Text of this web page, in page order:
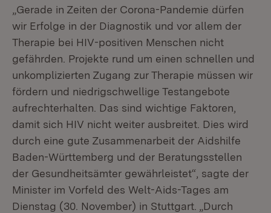
„Gerade in Zeiten der Corona-Pandemie dürfen
wir Erfolge in der Diagnostik und vor allem der
Therapie bei HIV-positiven Menschen nicht
gefährden. Projekte rund um einen schnellen und
unkomplizierten Zugang zur Therapie müssen wir
fördern und niedrigschwellige Testangebote
aufrechterhalten. Das sind wichtige Faktoren,
damit sich HIV nicht weiter ausbreitet. Dies wird
durch eine gute Zusammenarbeit der Aidshilfe
Baden-Württemberg und der Beratungsstellen
der Gesundheitsämter gewährleistet“, sagte der
Minister im Vorfeld des Welt-Aids-Tages am
Dienstag (30. November) in Stuttgart. „Durch